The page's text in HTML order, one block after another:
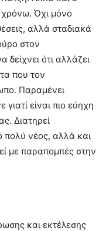
χρόνω. Όχι μόνο
αλλά σταδιακά
στον
ότι αλλάζει
που τον
Παραμένει
είναι πιο εύηχη
Διατηρεί
πολύ νέος, αλλά και
με παραπομπές στην
και εκτέλεσης